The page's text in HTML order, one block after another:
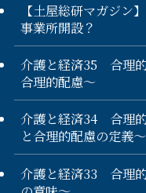
【土屋総研マガジン
事業所開設？
介護と経済35 合理
合理的配慮～
介護と経済34 合理
と合理的配慮の定義～
介護と経済33 合理的